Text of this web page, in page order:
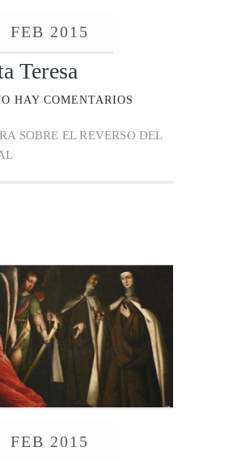
FEB 2015
Teresa
HAY COMENTARIOS
SOBRE EL REVERSO DEL
FEB 2015